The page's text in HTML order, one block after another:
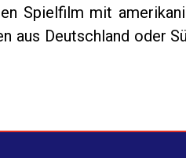
Spielfilm mit
aus Deutschland oder